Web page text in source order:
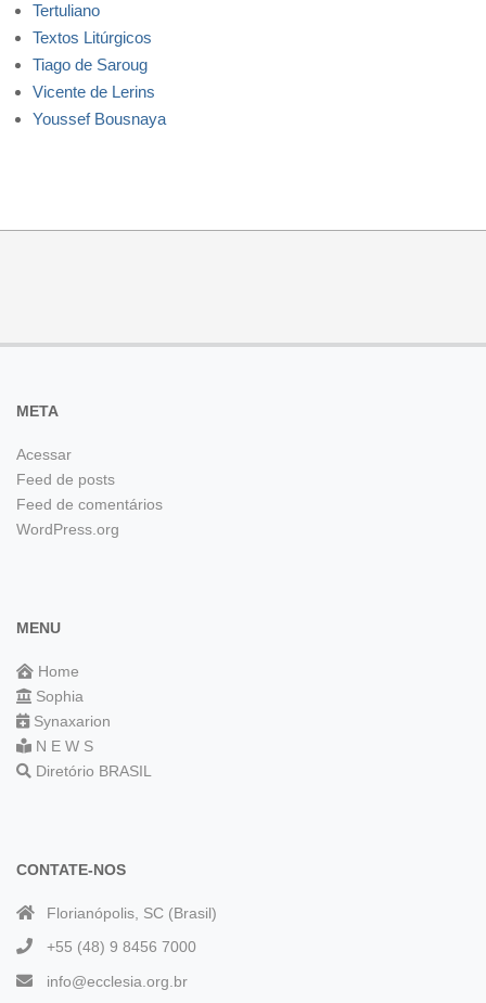
Tertuliano
Textos Litúrgicos
Tiago de Saroug
Vicente de Lerins
Youssef Bousnaya
META
Acessar
Feed de posts
Feed de comentários
WordPress.org
MENU
Home
Sophia
Synaxarion
N E W S
Diretório BRASIL
CONTATE-NOS
Florianópolis, SC (Brasil)
+55 (48) 9 8456 7000
info@ecclesia.org.br